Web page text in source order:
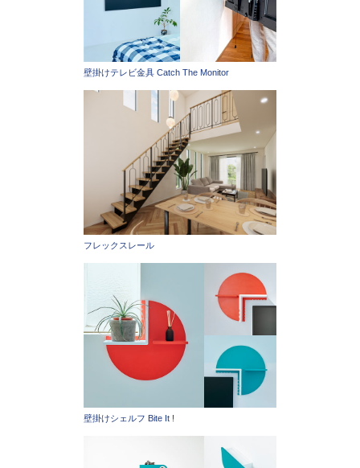
壁掛けテレビ金具 Catch The Monitor
フレックスレール
壁掛けシェルフ Bite It !